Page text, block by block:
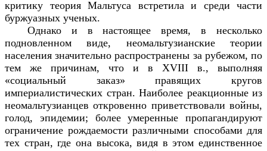
критику теория Мальтуса встретила и среди части
буржуазных ученых.
Однако и в настоящее время, в несколько
подновленном виде, неомальтузианские теории
населения значительно распространены за рубежом, по
тем же причинам, что и в XVIII в., выполняя
«социальный заказ» правящих кругов
империалистических стран. Наиболее реакционные из
неомальтузианцев откровенно приветствовали войны,
голод, эпидемии; более умеренные пропагандируют
ограничение рождаемости различными способами для
тех стран, где она высока, видя в этом единственное